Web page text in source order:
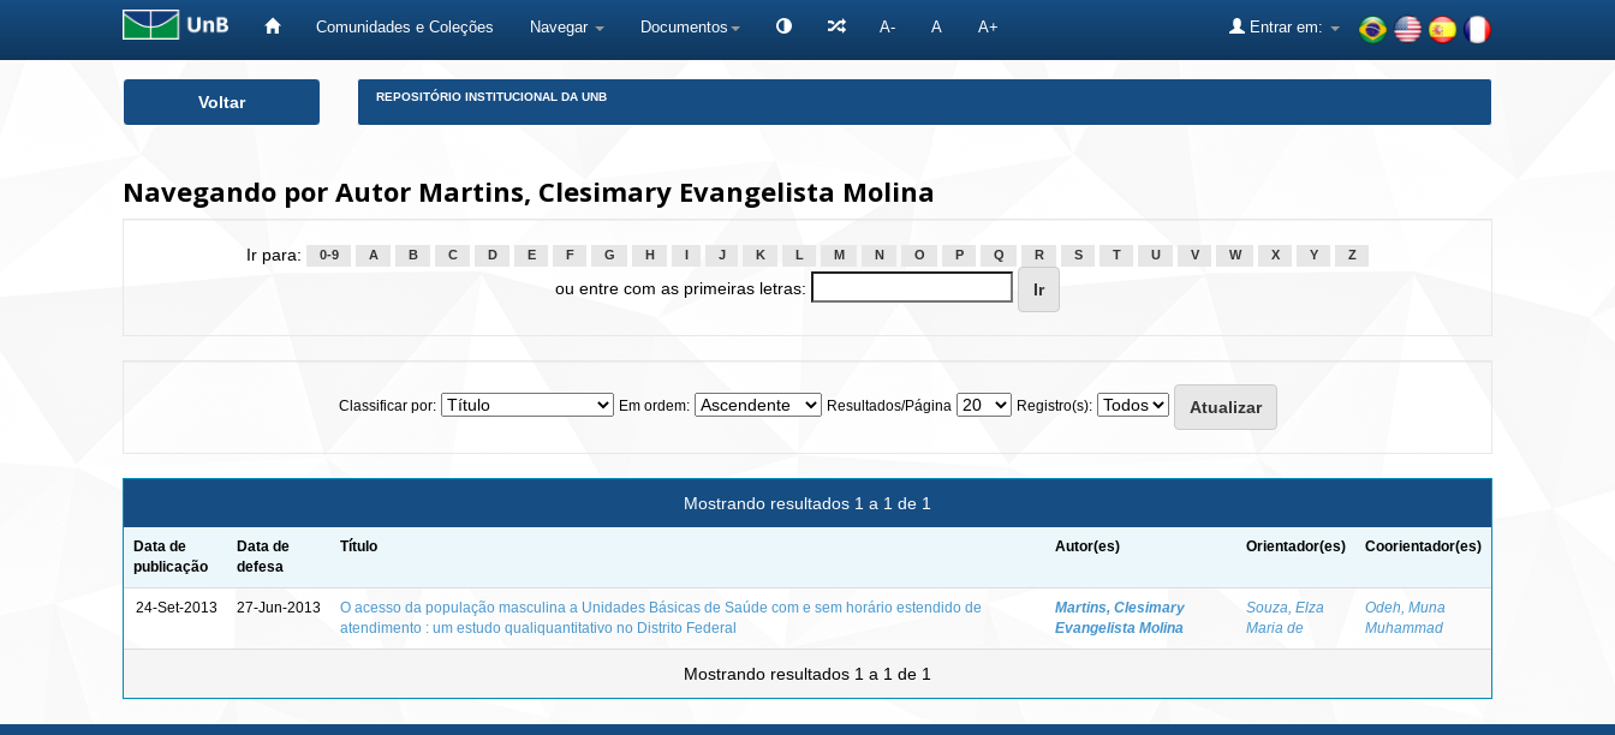
Comunidades e Coleções Navegar Documentos A- A A+ Entrar em:
Voltar REPOSITÓRIO INSTITUCIONAL DA UNB
Navegando por Autor Martins, Clesimary Evangelista Molina
Ir para: 0-9 A B C D E F G H J K L M N O P Q R S T U V W X Y Z
ou entre com as primeiras letras:
Classificar por: Em ordem: Resultados/Página Registro(s):
Mostrando resultados 1 a 1 de 1
Data de
publicação
Data de
defesa
Título Autor(es) Orientador(es) Coorientador(es)
24-Set-2013 27-Jun-2013
O acesso da população masculina a Unidades Básicas de Saúde com e sem horário estendido de
atendimento : um estudo qualiquantitativo no Distrito Federal
Martins, Clesimary
Evangelista Molina
Souza, Elza
Maria de
Odeh, Muna
Muhammad
Mostrando resultados 1 a 1 de 1